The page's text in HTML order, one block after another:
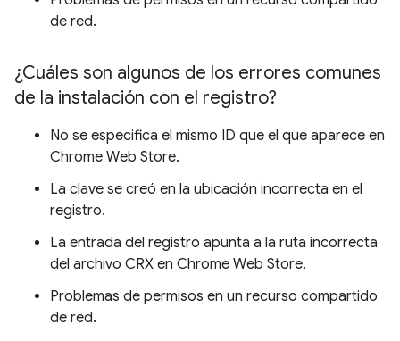
de red.
¿Cuáles son algunos de los errores comunes
de la instalación con el registro?
No se especifica el mismo ID que el que aparece en
Chrome Web Store.
La clave se creó en la ubicación incorrecta en el
registro.
La entrada del registro apunta a la ruta incorrecta
del archivo CRX en Chrome Web Store.
Problemas de permisos en un recurso compartido
de red.